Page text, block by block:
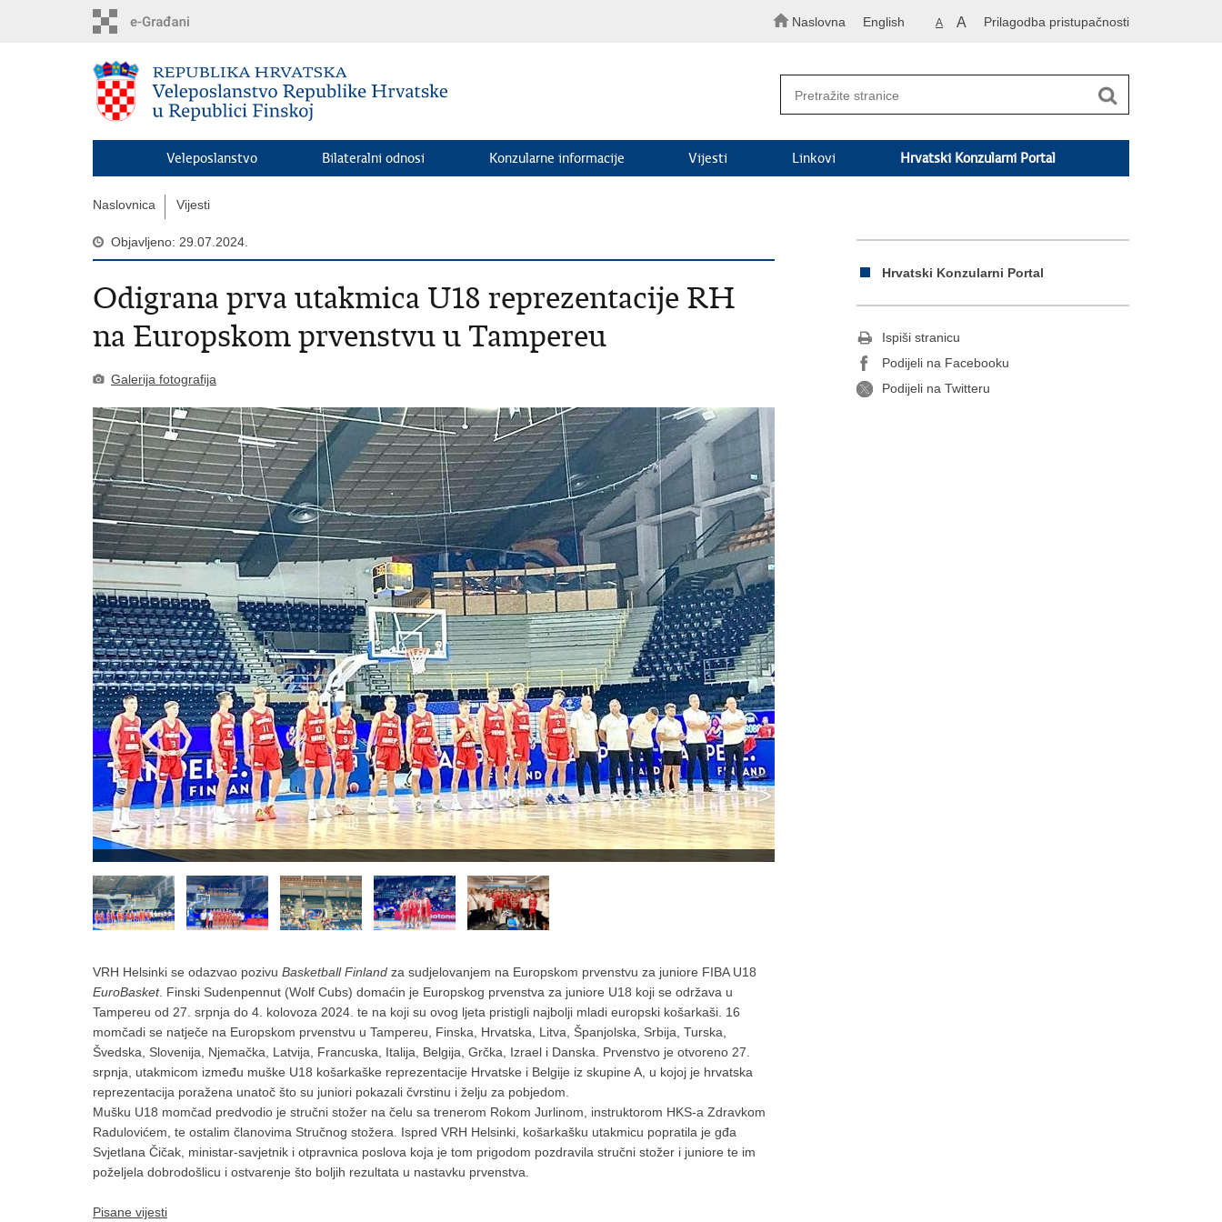
Naslovna English A A Prilagodba pristupačnosti
Veleposlanstvo Bilateralni odnosi Konzularne informacije Vijesti Linkovi Hrvatski Konzularni Portal
Naslovnica Vijesti
Objavljeno: 29.07.2024.
Odigrana prva utakmica U18 reprezentacije RH
na Europskom prvenstvu u Tampereu
Galerija fotografija
VRH Helsinki se odazvao pozivu Basketball Finland za sudjelovanjem na Europskom prvenstvu za juniore FIBA U18
EuroBasket. Finski Sudenpennut (Wolf Cubs) domaćin je Europskog prvenstva za juniore U18 koji se održava u
Tampereu od 27. srpnja do 4. kolovoza 2024. te na koji su ovog ljeta pristigli najbolji mladi europski košarkaši. 16
momčadi se natječe na Europskom prvenstvu u Tampereu, Finska, Hrvatska, Litva, Španjolska, Srbija, Turska,
Švedska, Slovenija, Njemačka, Latvija, Francuska, Italija, Belgija, Grčka, Izrael i Danska. Prvenstvo je otvoreno 27.
srpnja, utakmicom između muške U18 košarkaške reprezentacije Hrvatske i Belgije iz skupine A, u kojoj je hrvatska
reprezentacija poražena unatoč što su juniori pokazali čvrstinu i želju za pobjedom.
Mušku U18 momčad predvodio je stručni stožer na čelu sa trenerom Rokom Jurlinom, instruktorom HKS-a Zdravkom
Radulovićem, te ostalim članovima Stručnog stožera. Ispred VRH Helsinki, košarkašku utakmicu popratila je gđa
Svjetlana Čičak, ministar-savjetnik i otpravnica poslova koja je tom prigodom pozdravila stručni stožer i juniore te im
poželjela dobrodošlicu i ostvarenje što boljih rezultata u nastavku prvenstva.
Pisane vijesti
Hrvatski Konzularni Portal
Ispiši stranicu
Podijeli na Facebooku
Podijeli na Twitteru